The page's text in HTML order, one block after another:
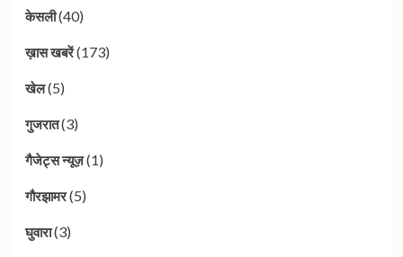
केसली(40)
ख़ास खबरें(173)
खेल(5)
गुजरात(3)
गैजेट्स न्यूज़(1)
गौरझामर(5)
घुवारा(3)